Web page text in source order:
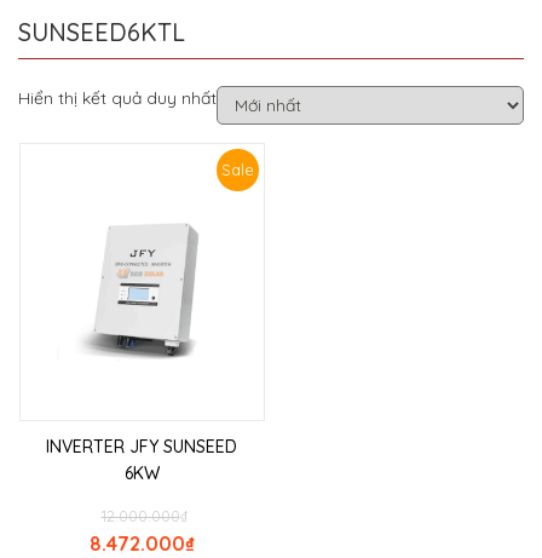
SUNSEED6KTL
Hiển thị kết quả duy nhất
Sale
INVERTER JFY SUNSEED
6KW
₫
12.000.000
₫
8.472.000